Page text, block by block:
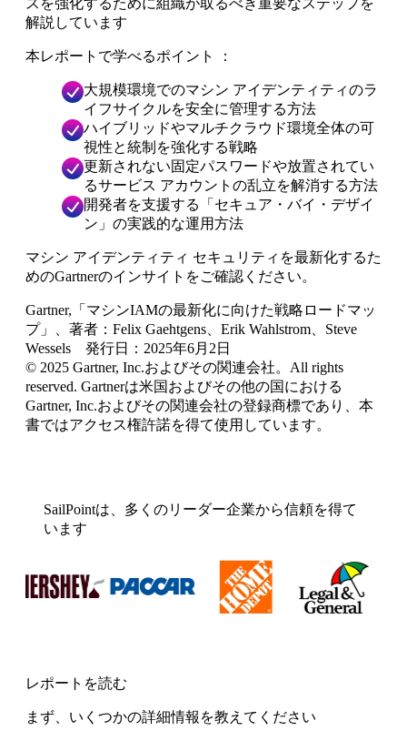
スを強化するために組織が取るべき重要なステップを
解説しています
本レポートで学べるポイント ：
大規模環境でのマシン アイデンティティのラ
イフサイクルを安全に管理する方法
ハイブリッドやマルチクラウド環境全体の可
視性と統制を強化する戦略
更新されない固定パスワードや放置されてい
るサービス アカウントの乱立を解消する方法
開発者を支援する「セキュア・バイ・デザイ
ン」の実践的な運用方法
マシン アイデンティティ セキュリティを最新化するた
めのGartnerのインサイトをご確認ください。
Gartner,「マシンIAMの最新化に向けた戦略ロードマッ
プ」、著者：Felix Gaehtgens、Erik Wahlstrom、Steve
Wessels 発行日：2025年6月2日
© 2025 Gartner, Inc.およびその関連会社。All rights
reserved. Gartnerは米国およびその他の国における
Gartner, Inc.およびその関連会社の登録商標であり、本
書ではアクセス権許諾を得て使用しています。
SailPointは、多くのリーダー企業から信頼を得て
います
レポートを読む
まず、いくつかの詳細情報を教えてください